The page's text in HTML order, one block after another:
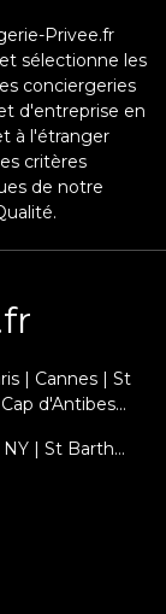
Privee.fr
sélectionne les
conciergeries
d'entreprise en
à l'étranger
critères
de notre
| Cannes | St
d'Antibes...
| St Barth…